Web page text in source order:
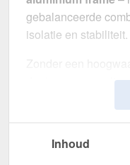
gebalanceerde
isolatie en stabiliteit.
donker en gevoelig
systeem is speciaal
perfect voor zowel
Inhoud